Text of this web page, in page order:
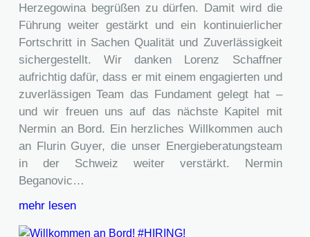
Herzegowina begrüßen zu dürfen. Damit wird die
Führung weiter gestärkt und ein kontinuierlicher
Fortschritt in Sachen Qualität und Zuverlässigkeit
sichergestellt. Wir danken Lorenz Schaffner
aufrichtig dafür, dass er mit einem engagierten und
zuverlässigen Team das Fundament gelegt hat –
und wir freuen uns auf das nächste Kapitel mit
Nermin an Bord. Ein herzliches Willkommen auch
an Flurin Guyer, die unser Energieberatungsteam
in der Schweiz weiter verstärkt. Nermin
Beganovic…
mehr lesen